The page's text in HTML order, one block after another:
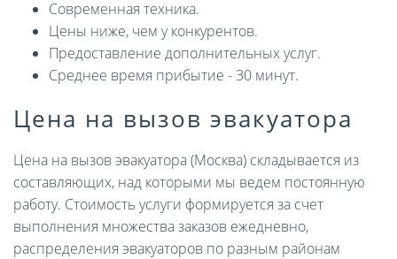
Современная техника.
Цены ниже, чем у конкурентов.
Предоставление дополнительных услуг.
Среднее время прибытие - 30 минут.
Цена на вызов эвакуатора
Цена на вызов эвакуатора (Москва) складывается из
составляющих, над которыми мы ведем постоянную
работу. Стоимость услуги формируется за счет
выполнения множества заказов ежедневно,
распределения эвакуаторов по разным районам